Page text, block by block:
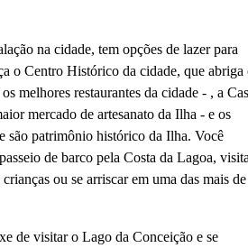
na cidade, tem opções de lazer para
o Centro Histórico da cidade, que abriga
melhores restaurantes da cidade - , a
mercado de artesanato da Ilha - e os
são patrimônio histórico da Ilha. Você
de barco pela Costa da Lagoa,
ou se arriscar em uma das mais de
de visitar o Lago da Conceição e se